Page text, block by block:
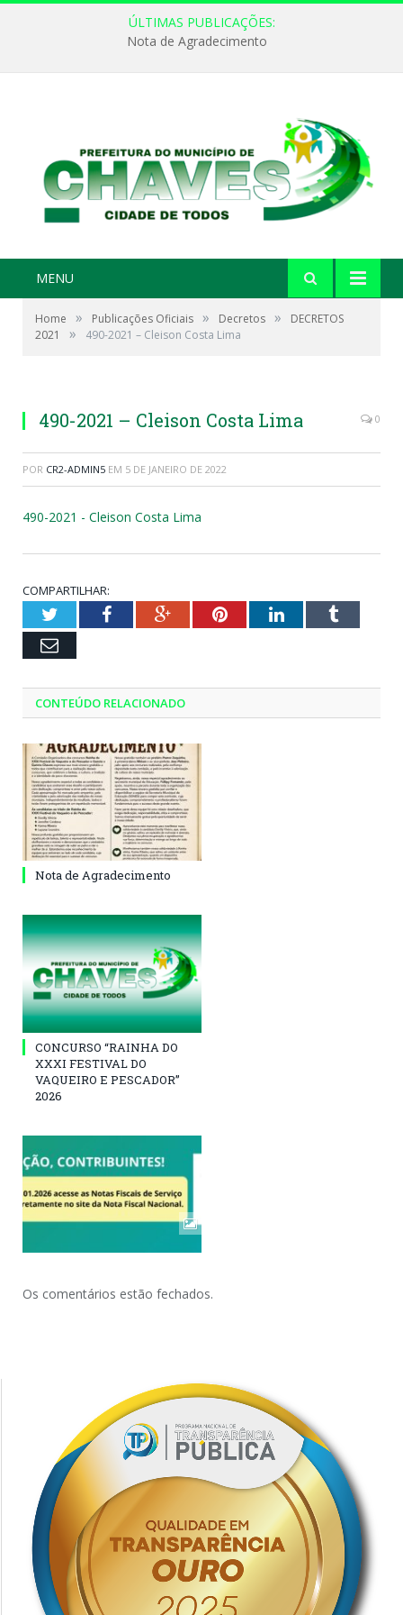
ÚLTIMAS PUBLICAÇÕES:
Nota de Agradecimento
MENU
Home » Publicações Oficiais » Decretos »
DECRETOS
2021
» 490-2021 – Cleison Costa Lima
490-2021 – Cleison Costa Lima 0
POR CR2-ADMIN5 EM 5 DE JANEIRO DE 2022
490-2021 - Cleison Costa Lima
COMPARTILHAR:
TwitterFacebookGoogle+PinterestLinkedInTumblr
Email
CONTEÚDO RELACIONADO
Nota de Agradecimento
CONCURSO “RAINHA DO
XXXI FESTIVAL DO
VAQUEIRO E PESCADOR”
2026
Os comentários estão fechados.